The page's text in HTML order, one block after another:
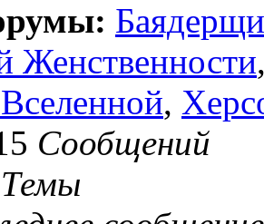
Женственности
,
Сообщений
Темы